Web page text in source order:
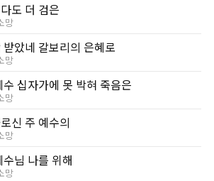
도 더 검은
망
받았네 갈보리의 은혜로
망
수 십자가에 못 박혀 죽음은
망
신 주 예수의
망
수님 나를 위해
망